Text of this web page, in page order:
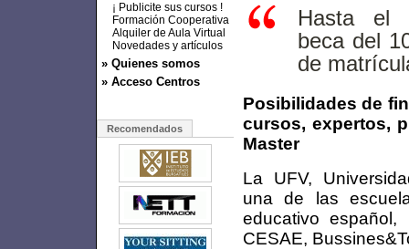
¡ Publicite sus cursos !
Formación Cooperativa
Alquiler de Aula Virtual
Novedades y artículos
» Quienes somos
» Acceso Centros
Recomendados
Hasta el
beca del
de
Posibilidades de
cursos, expertos,
Master
La UFV,
una de las
educativo
CESAE,